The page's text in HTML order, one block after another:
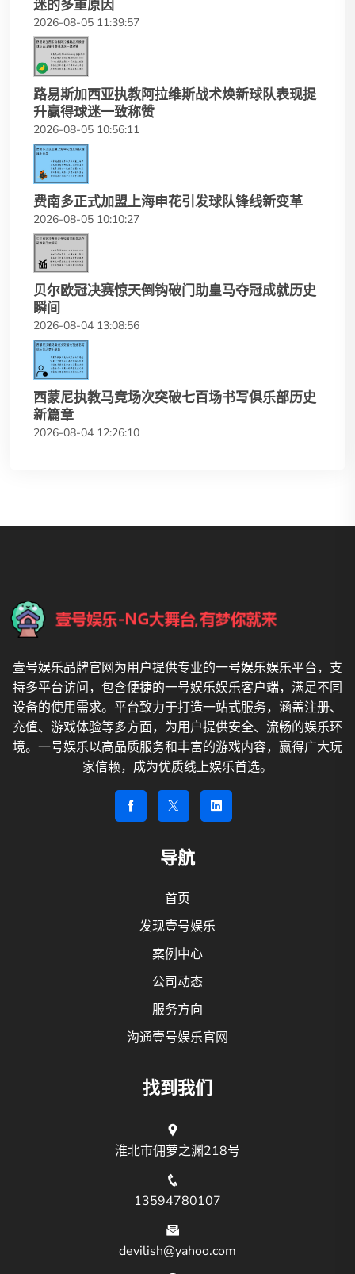
迷的多重原因
2026-08-05 11:39:57
路易斯加西亚执教阿拉维斯战术焕新球队表现提
升赢得球迷一致称赞
2026-08-05 10:56:11
费南多正式加盟上海申花引发球队锋线新变革
2026-08-05 10:10:27
贝尔欧冠决赛惊天倒钩破门助皇马夺冠成就历史
瞬间
2026-08-04 13:08:56
西蒙尼执教马竞场次突破七百场书写俱乐部历史
新篇章
2026-08-04 12:26:10
壹号娱乐品牌官网为用户提供专业的一号娱乐娱乐平台，支
持多平台访问，包含便捷的一号娱乐娱乐客户端，满足不同
设备的使用需求。平台致力于打造一站式服务，涵盖注册、
充值、游戏体验等多方面，为用户提供安全、流畅的娱乐环
境。一号娱乐以高品质服务和丰富的游戏内容，赢得广大玩
家信赖，成为优质线上娱乐首选。
导航
首页
发现壹号娱乐
案例中心
公司动态
服务方向
沟通壹号娱乐官网
找到我们
淮北市佣萝之渊218号
13594780107
devilish@yahoo.com